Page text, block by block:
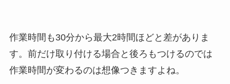
作業時間も30分から最大2時間ほどと差がありま
す。前だけ取り付ける場合と後ろもつけるのでは
作業時間が変わるのは想像つきますよね。